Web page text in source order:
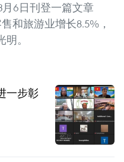
月6日刊登一篇文章
和旅游业增长8.5%，
。
一步彰